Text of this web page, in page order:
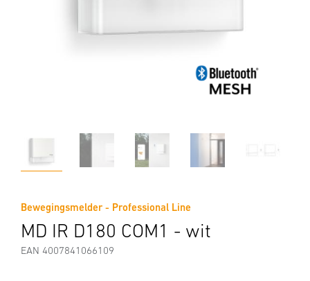
Bewegingsmelder - Professional Line
MD IR D180 COM1 - wit
EAN 4007841066109